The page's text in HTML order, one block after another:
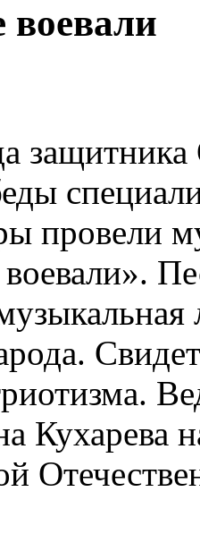
воевали
провели
Кухарева